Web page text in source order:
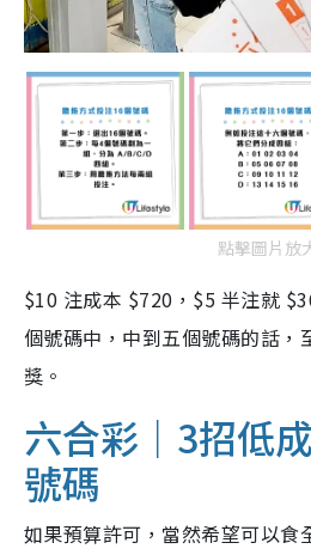
點擊圖片放
$10 注成本 $720，$5 半注就
個號碼中，中到五個號碼的話，
獎。
六合彩｜3招低
號碼
如果預算許可，當然希望可以食